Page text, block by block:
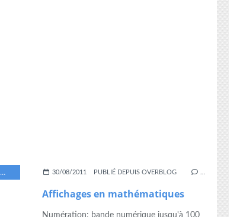
NUMERATION30/08/2011 PUBLIÉ DEPUIS OVERBLOG
Affichages en mathématiques
Numération: bande numérique jusqu'à 100